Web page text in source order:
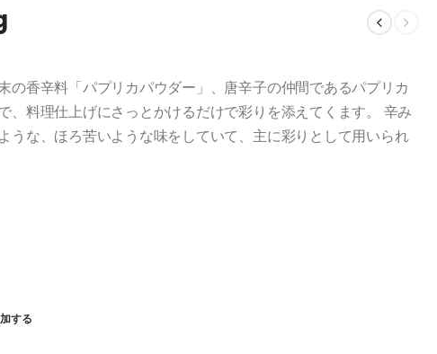
の香辛料「パプリカパウダー」、唐辛子の仲間であるパプリカ
、料理仕上げにさっとかけるだけで彩りを添えてくます。 辛み
うな、ほろ苦いような味をしていて、主に彩りとして用いられ
する